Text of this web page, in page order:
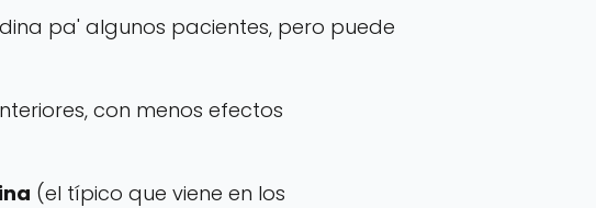
pa' algunos pacientes, pero puede
con menos efectos
(el típico que viene en los